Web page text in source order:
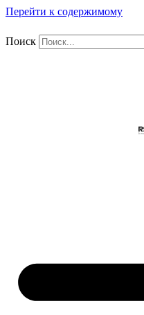
Перейти к содержимому
Поиск